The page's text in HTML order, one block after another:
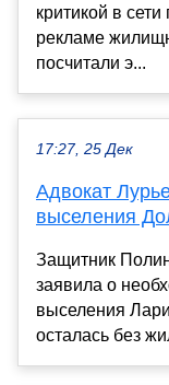
критикой в
рекламе
посчитали э...
17:27, 25 Дек
Адвокат
выселения
Защитник
заявила о
выселения
осталась без